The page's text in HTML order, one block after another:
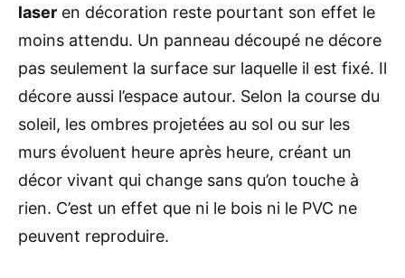
laser en décoration reste pourtant son effet le
moins attendu. Un panneau découpé ne décore
pas seulement la surface sur laquelle il est fixé. Il
décore aussi l’espace autour. Selon la course du
soleil, les ombres projetées au sol ou sur les
murs évoluent heure après heure, créant un
décor vivant qui change sans qu’on touche à
rien. C’est un effet que ni le bois ni le PVC ne
peuvent reproduire.